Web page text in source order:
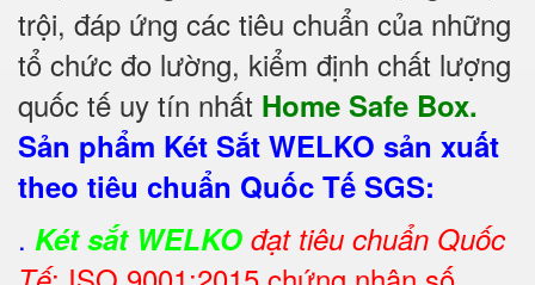
trội, đáp ứng các tiêu chuẩn của những
tổ chức đo lường, kiểm định chất lượng
quốc tế uy tín nhất Home Safe Box.
Sản phẩm Két Sắt WELKO sản xuất
theo tiêu chuẩn Quốc Tế SGS:
. Két sắt WELKO đạt tiêu chuẩn Quốc